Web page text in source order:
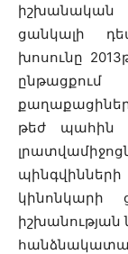
իշխանական
ցանկալի
խոսունը
թեժ պահին
կինոնկարի
իշխանության